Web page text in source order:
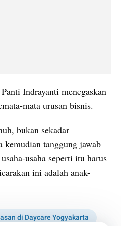
Indrayanti menegaskan
mata urusan bisnis.
bukan sekadar
kemudian tanggung jawab
usaha seperti itu harus
ini adalah anak-
di Daycare Yogyakarta